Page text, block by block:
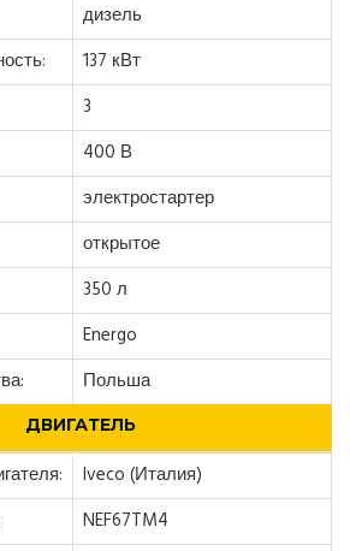
дизель
137 кВт
3
400 В
электростартер
открытое
350 л
Energo
Польша
ДВИГАТЕЛЬ
Iveco (Италия)
NEF67TM4